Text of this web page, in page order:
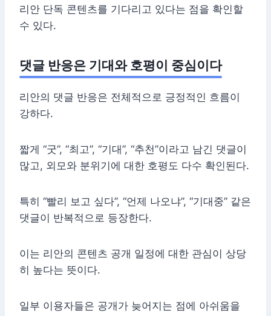
리안 단독 콘텐츠를 기다리고 있다는 점을 확인할
수 있다.
댓글 반응은 기대와 호평이 중심이다
리안의 댓글 반응은 전체적으로 긍정적인 흐름이
강하다.
짧게 “굿”, “최고”, “기대”, “추천”이라고 남긴 댓글이
많고, 외모와 분위기에 대한 호평도 다수 확인된다.
특히 “빨리 보고 싶다”, “언제 나오냐”, “기대중” 같은
댓글이 반복적으로 등장한다.
이는 리안의 콘텐츠 공개 일정에 대한 관심이 상당
히 높다는 뜻이다.
일부 이용자들은 공개가 늦어지는 점에 아쉬움을